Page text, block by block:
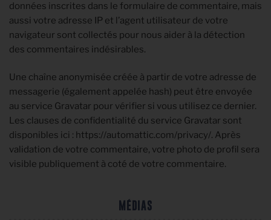
données inscrites dans le formulaire de commentaire, mais
aussi votre adresse IP et l’agent utilisateur de votre
navigateur sont collectés pour nous aider à la détection
des commentaires indésirables.
Une chaîne anonymisée créée à partir de votre adresse de
messagerie (également appelée hash) peut être envoyée
au service Gravatar pour vérifier si vous utilisez ce dernier.
Les clauses de confidentialité du service Gravatar sont
disponibles ici : https://automattic.com/privacy/. Après
validation de votre commentaire, votre photo de profil sera
visible publiquement à coté de votre commentaire.
MÉDIAS